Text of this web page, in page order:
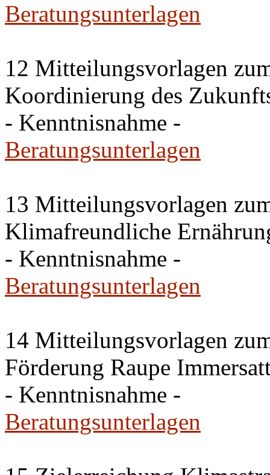
Beratungsunterlagen
12 Mitteilungsvorlagen
Koordinierung des
- Kenntnisnahme -
Beratungsunterlagen
13 Mitteilungsvorlagen
Klimafreundliche
- Kenntnisnahme -
Beratungsunterlagen
14 Mitteilungsvorlagen
Förderung Raupe
- Kenntnisnahme -
Beratungsunterlagen